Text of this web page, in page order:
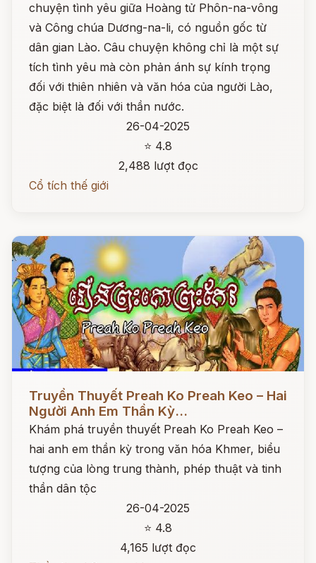
chuyện tình yêu giữa Hoàng tử Phôn-na-vông
và Công chúa Dương-na-li, có nguồn gốc từ
dân gian Lào. Câu chuyện không chỉ là một sự
tích tình yêu mà còn phản ánh sự kính trọng
đối với thiên nhiên và văn hóa của người Lào,
đặc biệt là đối với thần nước.
26-04-2025
⭐ 4.8
2,488 lượt đọc
Cổ tích thế giới
Đọc ngay
Truyền Thuyết Preah Ko Preah Keo – Hai
Người Anh Em Thần Kỳ...
Khám phá truyền thuyết Preah Ko Preah Keo –
hai anh em thần kỳ trong văn hóa Khmer, biểu
tượng của lòng trung thành, phép thuật và tinh
thần dân tộc
26-04-2025
⭐ 4.8
4,165 lượt đọc